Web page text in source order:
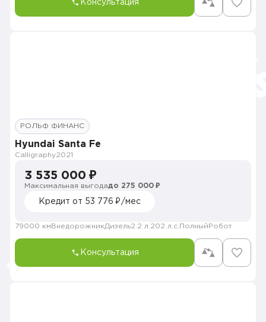
Консультация
РОЛЬФ ФИНАНС
Hyundai Santa Fe
Calligraphy2021
3 535 000 ₽
Максимальная выгодадо 275 000 ₽
Кредит от 53 776 ₽/мес
79000 км ВнедорожникДизель2.2 л. 202 л.с. Полный Робот
Консультация